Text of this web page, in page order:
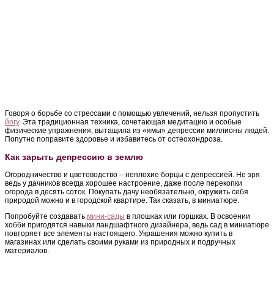
Говоря о борьбе со стрессами с помощью увлечений, нельзя пропустить
йогу. Эта традиционная техника, сочетающая медитацию и особые
физические упражнения, вытащила из «ямы» депрессии миллионы людей.
Попутно поправите здоровье и избавитесь от остеохондроза.
Как зарыть депрессию в землю
Огородничество и цветоводство – неплохие борцы с депрессией. Не зря
ведь у дачников всегда хорошее настроение, даже после перекопки
огорода в десять соток. Покупать дачу необязательно, окружить себя
природой можно и в городской квартире. Так сказать, в миниатюре.
Попробуйте создавать мини-сады в плошках или горшках. В освоении
хобби пригодятся навыки ландшафтного дизайнера, ведь сад в миниатюре
повторяет все элементы настоящего. Украшения можно купить в
магазинах или сделать своими руками из природных и подручных
материалов.